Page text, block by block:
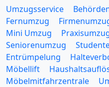
Umzugsservice
Fernumzug
Mini Umzug
Seniorenumzug
Entrümpelung
Möbellift
Möbelmitfahrzentrale